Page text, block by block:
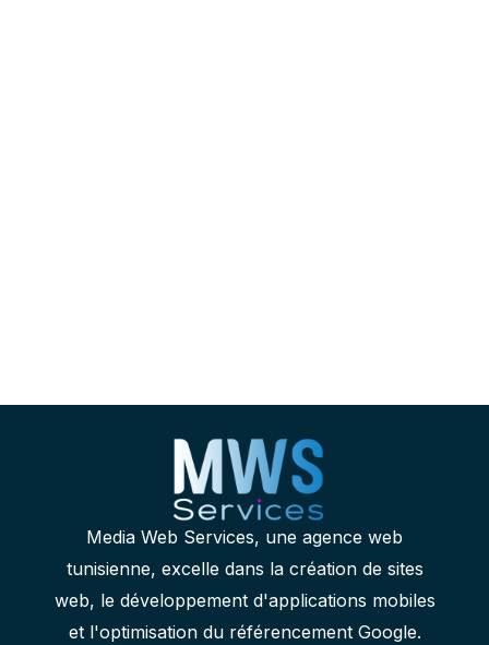
Media Web Services, une agence web
tunisienne, excelle dans la création de sites
web, le développement d'applications mobiles
et l'optimisation du référencement Google.
LinkedIn YouTube WhatsApp